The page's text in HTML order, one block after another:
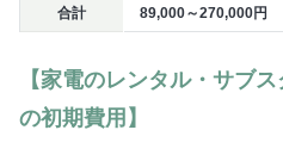
合計 89,000～270,000円
【家電のレンタル・サブ
の初期費用】